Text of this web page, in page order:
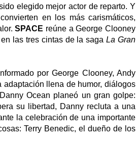
elegido mejor actor de reparto. Y
en los más carismáticos,
SPACE reúne a George Clooney
las tres cintas de la sagaLa Gran
por George Clooney, Andy
llena de humor, diálogos
Ocean planeó un gran golpe:
su libertad, Danny recluta a una
la celebración de una importante
Terry Benedic, el dueño de los